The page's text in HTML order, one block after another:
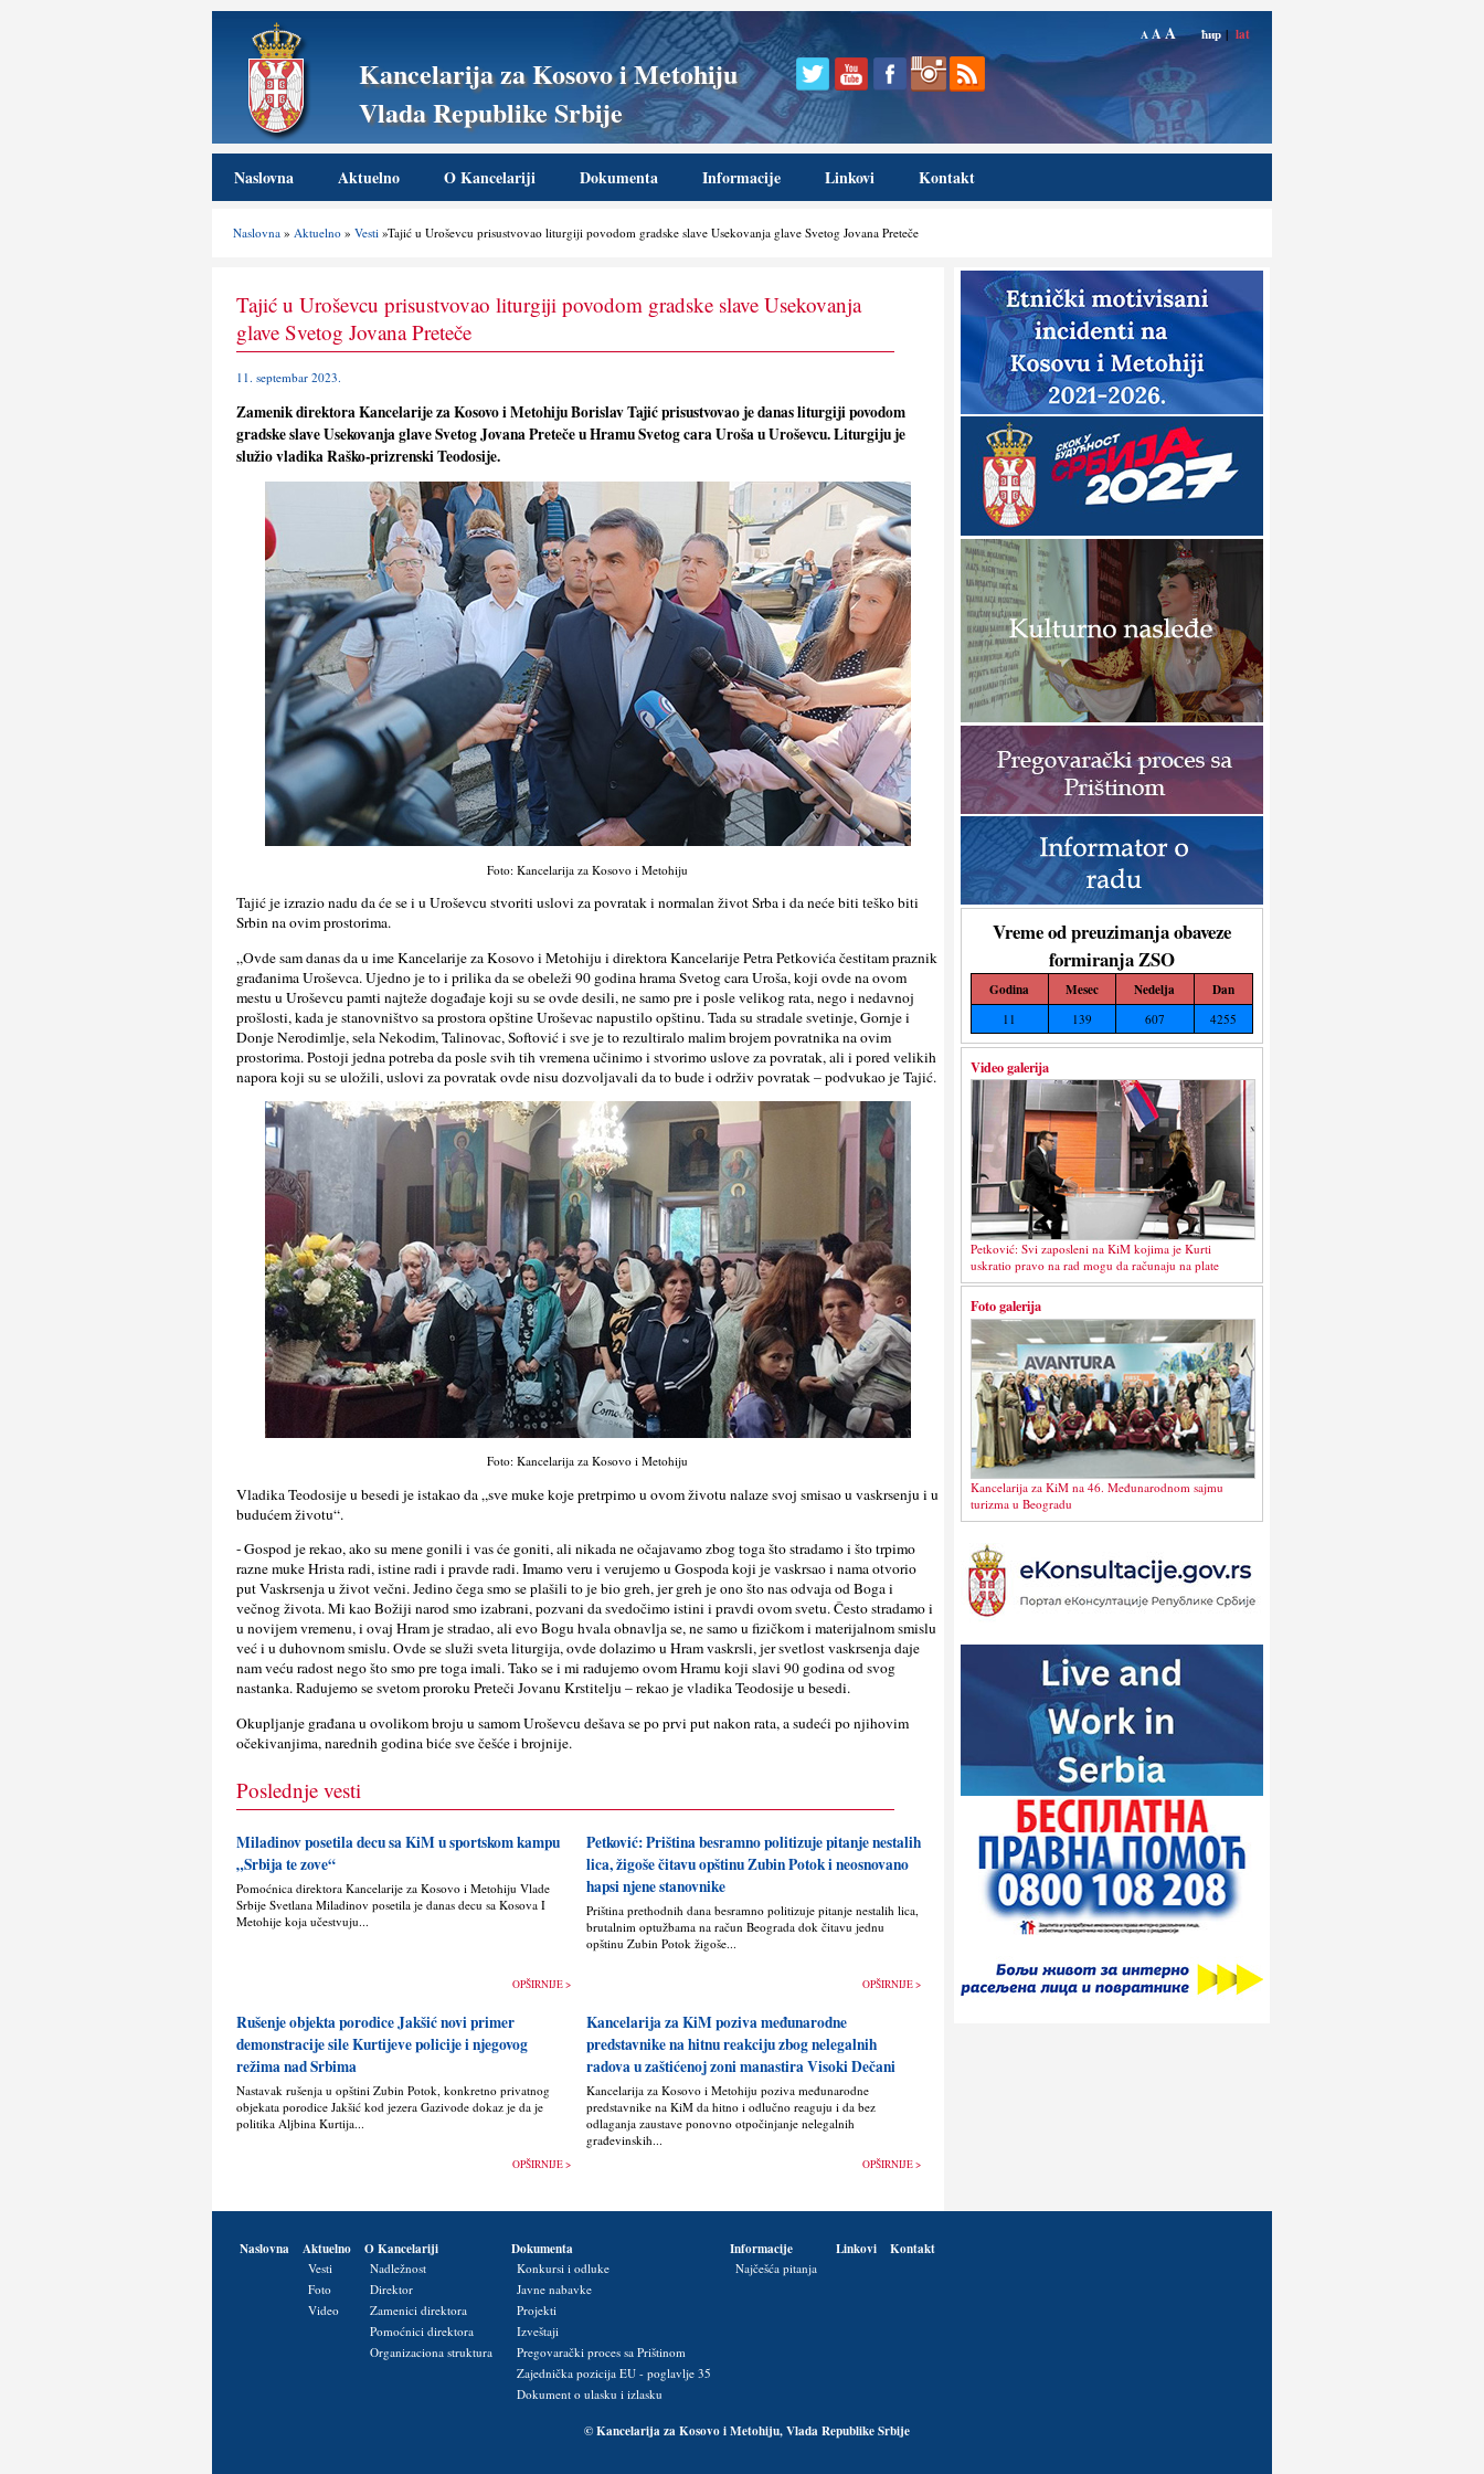
Kancelarija za Kosovo i Metohiju
Vlada Republike Srbije
A AA ћир | lat
Naslovna Aktuelno O Kancelariji Dokumenta Informacije Linkovi Kontakt
Naslovna »Aktuelno »Vesti »Tajić u Uroševcu prisustvovao liturgiji povodom gradske slave Usekovanja glave Svetog Jovana Preteče
Vreme od preuzimanja obaveze
formiranja ZSO
Godina Mesec Nedelja Dan
11 139 607 4255
Video galerija
Petković: Svi zaposleni na KiM kojima je Kurti
uskratio pravo na rad mogu da računaju na plate
Foto galerija
Kancelarija za KiM na 46. Međunarodnom sajmu
turizma u Beogradu
Tajić u Uroševcu prisustvovao liturgiji povodom gradske slave Usekovanja
glave Svetog Jovana Preteče
11. septembar 2023.
Zamenik direktora Kancelarije za Kosovo i Metohiju Borislav Tajić prisustvovao je danas liturgiji povodom
gradske slave Usekovanja glave Svetog Jovana Preteče u Hramu Svetog cara Uroša u Uroševcu. Liturgiju je
služio vladika Raško-prizrenski Teodosije.
Foto: Kancelarija za Kosovo i Metohiju
Tajić je izrazio nadu da će se i u Uroševcu stvoriti uslovi za povratak i normalan život Srba i da neće biti teško biti
Srbin na ovim prostorima.
„Ovde sam danas da u ime Kancelarije za Kosovo i Metohiju i direktora Kancelarije Petra Petkovića čestitam praznik
građanima Uroševca. Ujedno je to i prilika da se obeleži 90 godina hrama Svetog cara Uroša, koji ovde na ovom
mestu u Uroševcu pamti najteže događaje koji su se ovde desili, ne samo pre i posle velikog rata, nego i nedavnoj
prošlosti, kada je stanovništvo sa prostora opštine Uroševac napustilo opštinu. Tada su stradale svetinje, Gornje i
Donje Nerodimlјe, sela Nekodim, Talinovac, Softović i sve je to rezultiralo malim brojem povratnika na ovim
prostorima. Postoji jedna potreba da posle svih tih vremena učinimo i stvorimo uslove za povratak, ali i pored velikih
napora koji su se uložili, uslovi za povratak ovde nisu dozvolјavali da to bude i održiv povratak – podvukao je Tajić.
Foto: Kancelarija za Kosovo i Metohiju
Vladika Teodosije u besedi je istakao da „sve muke koje pretrpimo u ovom životu nalaze svoj smisao u vaskrsenju i u
budućem životu“.
- Gospod je rekao, ako su mene gonili i vas će goniti, ali nikada ne očajavamo zbog toga što stradamo i što trpimo
razne muke Hrista radi, istine radi i pravde radi. Imamo veru i verujemo u Gospoda koji je vaskrsao i nama otvorio
put Vaskrsenja u život večni. Jedino čega smo se plašili to je bio greh, jer greh je ono što nas odvaja od Boga i
večnog života. Mi kao Božiji narod smo izabrani, pozvani da svedočimo istini i pravdi ovom svetu. Često stradamo i
u novijem vremenu, i ovaj Hram je stradao, ali evo Bogu hvala obnavlјa se, ne samo u fizičkom i materijalnom smislu
već i u duhovnom smislu. Ovde se služi sveta liturgija, ovde dolazimo u Hram vaskrsli, jer svetlost vaskrsenja daje
nam veću radost nego što smo pre toga imali. Tako se i mi radujemo ovom Hramu koji slavi 90 godina od svog
nastanka. Radujemo se svetom proroku Preteči Jovanu Krstitelјu – rekao je vladika Teodosije u besedi.
Okuplјanje građana u ovolikom broju u samom Uroševcu dešava se po prvi put nakon rata, a sudeći po njihovim
očekivanjima, narednih godina biće sve češće i brojnije.
Poslednje vesti
Miladinov posetila decu sa KiM u sportskom kampu
„Srbija te zove“
Pomoćnica direktora Kancelarije za Kosovo i Metohiju Vlade
Srbije Svetlana Miladinov posetila je danas decu sa Kosova I
Metohije koja učestvuju...
OPŠIRNIJE >
Petković: Priština besramno politizuje pitanje nestalih
lica, žigoše čitavu opštinu Zubin Potok i neosnovano
hapsi njene stanovnike
Priština prethodnih dana besramno politizuje pitanje nestalih lica,
brutalnim optužbama na račun Beograda dok čitavu jednu
opštinu Zubin Potok žigoše...
OPŠIRNIJE >
Rušenje objekta porodice Jakšić novi primer
demonstracije sile Kurtijeve policije i njegovog
režima nad Srbima
Nastavak rušenja u opštini Zubin Potok, konkretno privatnog
objekata porodice Jakšić kod jezera Gazivode dokaz je da je
politika Alјbina Kurtija...
OPŠIRNIJE >
Kancelarija za KiM poziva međunarodne
predstavnike na hitnu reakciju zbog nelegalnih
radova u zaštićenoj zoni manastira Visoki Dečani
Kancelarija za Kosovo i Metohiju poziva međunarodne
predstavnike na KiM da hitno i odlučno reaguju i da bez
odlaganja zaustave ponovno otpočinjanje nelegalnih
građevinskih...
OPŠIRNIJE >
Naslovna Aktuelno
Vesti
Foto
Video
O Kancelariji
Nadležnost
Direktor
Zamenici direktora
Pomoćnici direktora
Organizaciona struktura
Dokumenta
Konkursi i odluke
Javne nabavke
Projekti
Izveštaji
Pregovarački proces sa Prištinom
Zajednička pozicija EU - poglavlje 35
Dokument o ulasku i izlasku
Informacije
Najčešća pitanja
Linkovi Kontakt
© Kancelarija za Kosovo i Metohiju, Vlada Republike Srbije